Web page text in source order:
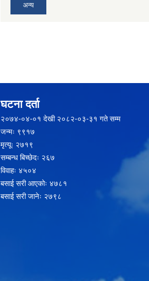
अन्य
घटना दर्ता
२‍०७४-०४-०१ देखी २०८२-०३-३१ गते सम्म
जन्मः ९९१७
मृत्यूः २७१९
सम्बन्ध बिच्छेदः २६७
विवाहः ४५०४
बसाई सरी आएकोः ४७८१
बसाई सरी जानेः २७९८